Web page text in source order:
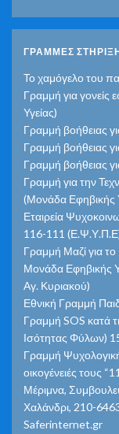
ΓΡΑΜΜΕΣ
Το χαμόγελο του
Γραμμή για
Υγείας)
Γραμμή βοήθειας
Γραμμή βοήθειας
Γραμμή βοήθειας
Γραμμή για την
(Μονάδα Εφηβικής
Εταιρεία
116-111
Γραμμή Μαζί για το
Μονάδα Εφηβικής
Αγ. Κυριακού)
Εθνική Γραμμή
Γραμμή SOS κατά
Ισότητας Φύλων)
Γραμμή
οικογένειές τους
Μέριμνα,
Χαλάνδρι, 210-
Saferinternet.gr